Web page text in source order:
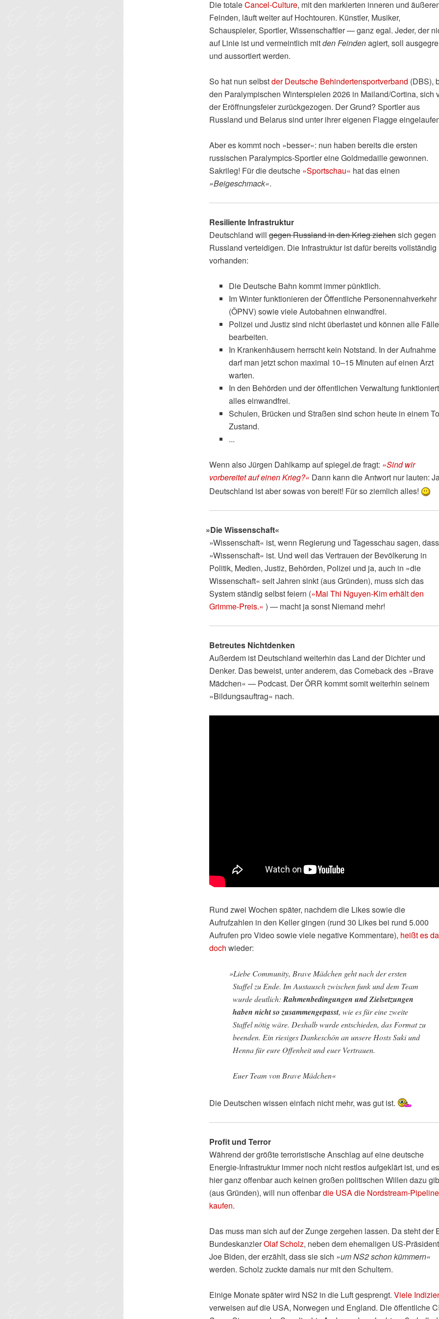
Die totaleCancel-Culture, mit den markierten inneren und
Feinden, läuft weiter auf Hochtouren. Künstler, Musiker,
Schauspieler, Sportler, Wissenschaftler — ganz egal. Jeder, der
auf Linie ist und vermeintlich mitden Feindenagiert, soll
und aussortiert werden.
So hat nun selbstder Deutsche Behindertensportverband (DBS),
den Paralympischen Winterspielen 2026 in Mailand/Cortina, sich
der Eröffnungsfeier zurückgezogen. Der Grund? Sportler aus
Russland und Belarus sind unter ihrer eigenen Flagge
Aber es kommt noch »besser«: nun haben bereits die ersten
russischen Paralympics-Sportler eine Goldmedaille gewonnen.
Sakrileg! Für die deutsche »Sportschau« hat das einen
»Beigeschmack«.
Resiliente Infrastruktur
Deutschland willgegen Russland in den Krieg ziehensich gegen
Russland verteidigen. Die Infrastruktur ist dafür bereits vollständig
vorhanden:
Die Deutsche Bahn kommt immer pünktlich.
Im Winter funktionieren der Öffentliche Personennahverkehr
(ÖPNV) sowie viele Autobahnen einwandfrei.
Polizei und Justiz sind nicht überlastet und können alle Fälle
bearbeiten.
In Krankenhäusern herrscht kein Notstand. In der Aufnahme
darf man jetzt schon maximal 10–15 Minuten auf einen Arzt
warten.
In den Behörden und der öffentlichen Verwaltung funktioniert
alles einwandfrei.
Schulen, Brücken und Straßen sind schon heute in einem
Zustand.
...
Wenn also Jürgen Dahlkamp auf spiegel.de fragt: »Sind wir
vorbereitet auf einen Krieg?« Dann kann die Antwort nur lauten:
Deutschland ist aber sowas von bereit! Für so ziemlich alles!
»Die Wissenschaft«
»Wissenschaft« ist, wenn Regierung und Tagesschau sagen,
»Wissenschaft« ist. Und weil das Vertrauen der Bevölkerung in
Politik, Medien, Justiz, Behörden, Polizei und ja, auch in »die
Wissenschaft« seit Jahren sinkt (aus Gründen), muss sich das
System ständig selbst feiern (»Mai Thi Nguyen-Kim erhält den
Grimme-Preis.« ) — macht ja sonst Niemand mehr!
Betreutes Nichtdenken
Außerdem ist Deutschland weiterhin das Land der Dichter und
Denker. Das beweist, unter anderem, das Comeback des »Brave
Mädchen« — Podcast. Der ÖRR kommt somit weiterhin seinem
»Bildungsauftrag« nach.
Rund zwei Wochen später, nachdem die Likes sowie die
Aufrufzahlen in den Keller gingen (rund 30 Likes bei rund 5.000
Aufrufen pro Video sowie viele negative Kommentare), heißt es
doch wieder:
»Liebe Community, Brave Mädchen geht nach der ersten
Staffel zu Ende. Im Austausch zwischen funk und dem Team
wurde deutlich: Rahmenbedingungen und Zielsetzungen
haben nicht so zusammengepasst, wie es für eine zweite
Staffel nötig wäre. Deshalb wurde entschieden, das Format zu
beenden. Ein riesiges Dankeschön an unsere Hosts Suki und
Henna für eure Offenheit und euer Vertrauen.
Euer Team von Brave Mädchen«
Die Deutschen wissen einfach nicht mehr, was gut ist.
Profit und Terror
Während der größte terroristische Anschlag auf eine deutsche
Energie-Infrastruktur immer noch nicht restlos aufgeklärt ist, und es
hier ganz offenbar auch keinen großen politischen Willen dazu
(aus Gründen), will nun offenbardie USA die Nordstream-Pipeline
kaufen.
Das muss man sich auf der Zunge zergehen lassen. Da steht der
BundeskanzlerOlaf Scholz, neben dem ehemaligen US-
Joe Biden, der erzählt, dass sie sich »um NS2 schon kümmern«
werden. Scholz zuckte damals nur mit den Schultern.
Einige Monate später wird NS2 in die Luft gesprengt. Viele
verweisen auf die USA, Norwegen und England. Die öffentliche